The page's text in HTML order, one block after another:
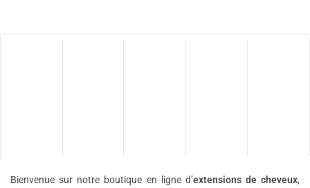
Bienvenue sur notre boutique en ligne d’extensions decheveux,